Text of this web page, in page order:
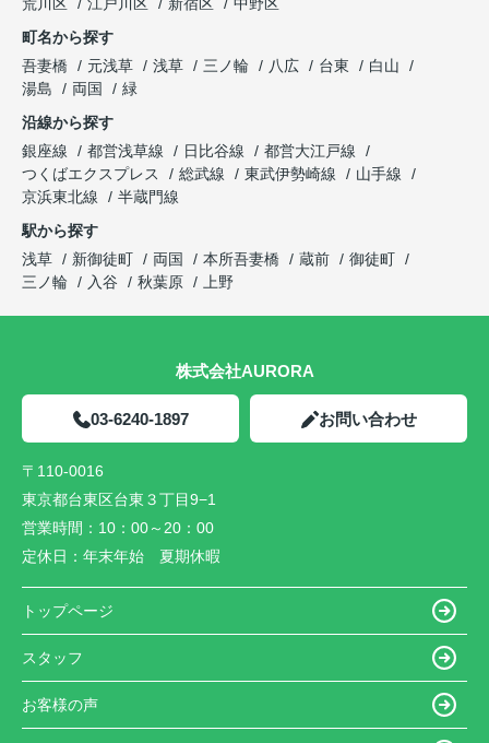
荒川区
江戸川区 新宿区
中野区
町名から探す
吾妻橋
元浅草 浅草 三ノ輪 八広 台東
白山
湯島
両国
緑
沿線から探す
銀座線
都営浅草線 日比谷線
都営大江戸線
つくばエクスプレス
総武線 東武伊勢崎線
山手線
京浜東北線
半蔵門線
駅から探す
浅草
新御徒町 両国 本所吾妻橋 蔵前
御徒町
三ノ輪
入谷 秋葉原 上野
株式会社AURORA
03-6240-1897 お問い合わせ
〒110-0016
東京都台東区台東３丁目9−1
営業時間： 10：00～20：00
定休日： 年末年始 夏期休暇
トップページ
スタッフ
お客様の声